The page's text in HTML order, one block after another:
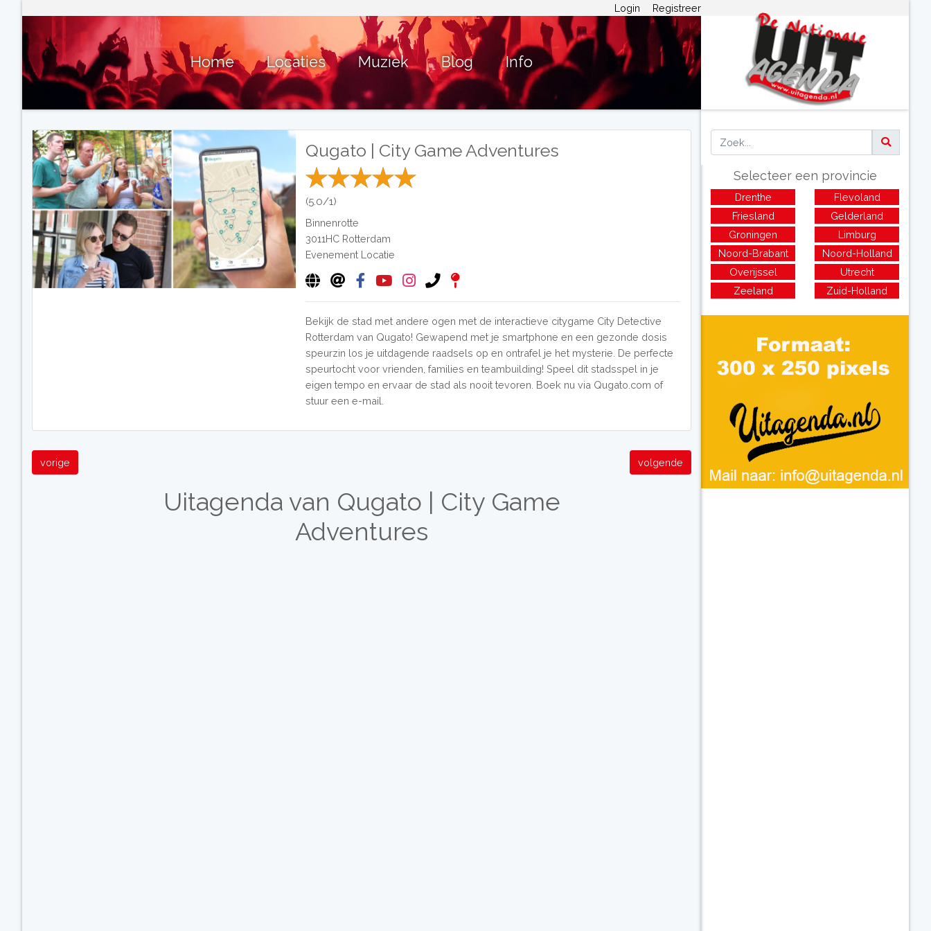
Login Registreer
Home Locaties Muziek Blog Info
Qugato | City Game Adventures
(5.0/1)
Binnenrotte
3011HC Rotterdam
Evenement Locatie
Bekijk de stad met andere ogen met de interactieve citygame City Detective
Rotterdam van Qugato! Gewapend met je smartphone en een gezonde dosis
speurzin los je uitdagende raadsels op en ontrafel je het mysterie. De perfecte
speurtocht voor vrienden, families en teambuilding! Speel dit stadsspel in je
eigen tempo en ervaar de stad als nooit tevoren. Boek nu via Qugato.com of
stuur een e-mail.
vorige volgende
Uitagenda van Qugato | City Game
Adventures
Selecteer een provincie
Drenthe
Flevoland
Friesland
Gelderland
Groningen
Limburg
Noord-Brabant
Noord-Holland
Overijssel
Utrecht
Zeeland
Zuid-Holland